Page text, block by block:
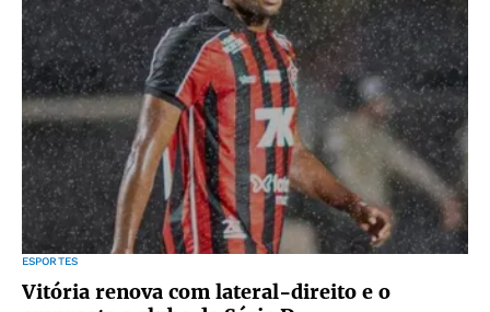
ESPORTES
Vitória renova com lateral-direito e o